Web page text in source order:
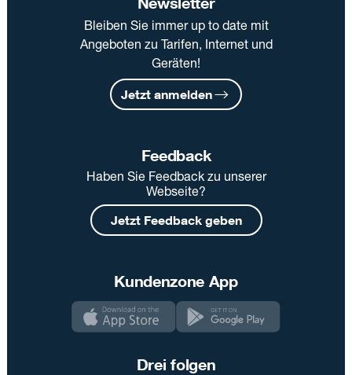
Bleiben Sie immer up to date mit
Angeboten zu Tarifen, Internet und
Geräten!
Jetzt anmelden
Feedback
Haben Sie Feedback zu unserer
Webseite?
Jetzt Feedback geben
Kundenzone App
Drei folgen